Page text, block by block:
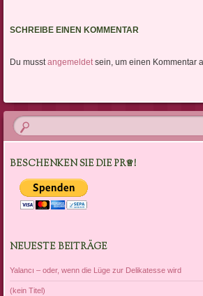
SCHREIBE EINEN KOMMENTAR
Du musst angemeldetsein, um einen Kommentar
BESCHENKEN SIE DIE PR♕!
NEUESTE BEITRÄGE
Yalancı – oder, wenn die Lüge zur Delikatesse wird
(kein Titel)